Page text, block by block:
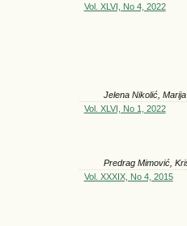
Vol. XLVI, No 4, 2022
Jelena Nikolić,
Vol. XLVI, No 1, 2022
Predrag Mimović,
Vol. XXXIX, No 4, 2015